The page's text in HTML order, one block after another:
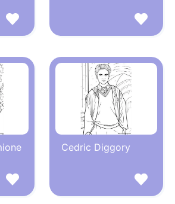
Cedric Diggory